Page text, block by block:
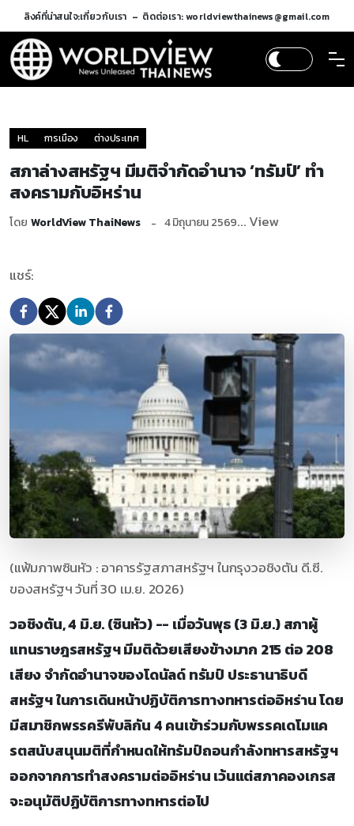
ลิงค์ที่น่าสนใจ:เกี่ยวกับเรา ติดต่อเรา: worldviewthainews@gmail.com
HL การเมือง ต่างประเทศ
สภาล่างสหรัฐฯ มีมติจำกัดอำนาจ ‘ทรัมป์’ ทำ
สงครามกับอิหร่าน
โดย WorldView ThaiNews 4 มิถุนายน 2569... View
แชร์:
(แฟ้มภาพซินหัว : อาคารรัฐสภาสหรัฐฯ ในกรุงวอชิงตัน ดี.ซี.
ของสหรัฐฯ วันที่ 30 เม.ย. 2026)
วอชิงตัน, 4 มิ.ย. (ซินหัว) -- เมื่อวันพุธ (3 มิ.ย.) สภาผู้
แทนราษฎรสหรัฐฯ มีมติด้วยเสียงข้างมาก 215 ต่อ 208
เสียง จำกัดอำนาจของโดนัลด์ ทรัมป์ ประธานาธิบดี
สหรัฐฯ ในการเดินหน้าปฏิบัติการทางทหารต่ออิหร่าน โดย
มีสมาชิกพรรครีพับลิกัน 4 คนเข้าร่วมกับพรรคเดโมแค
รตสนับสนุนมติที่กำหนดให้ทรัมป์ถอนกำลังทหารสหรัฐฯ
ออกจากการทำสงครามต่ออิหร่าน เว้นแต่สภาคองเกรส
จะอนุมัติปฏิบัติการทางทหารต่อไป